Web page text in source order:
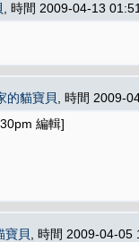
, 時間 2009-04-13
的貓寶貝
, 時間 2009-
編輯]
寶貝
, 時間 2009-04-